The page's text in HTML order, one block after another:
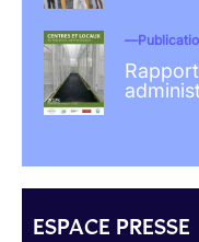
ESPACE PRESSE